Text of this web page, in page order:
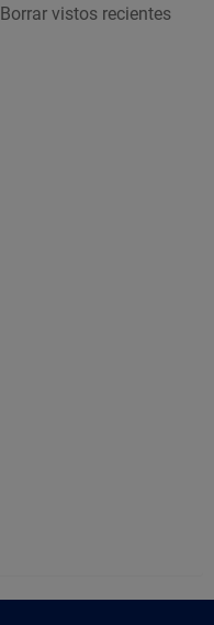
Borrar vistos recientes